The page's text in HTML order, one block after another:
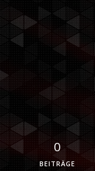
0
BEITRÄGE